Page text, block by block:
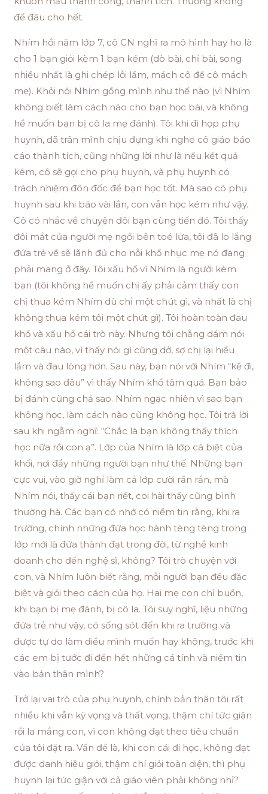
để đâu cho hết.
Nhím hồi năm lớp 7, cô CN nghĩ ra mô hình hay ho là
cho 1 bạn giỏi kèm 1 bạn kém (dò bài, chỉ bài, song
nhiều nhất là ghi chép lỗi lầm, mách cô để cô mách
mẹ). Khỏi nói Nhím gồng mình như thế nào (vì Nhím
không biết làm cách nào cho bạn học bài, và không
hề muốn bạn bị cô la mẹ đánh). Tôi khi đi họp phụ
huynh, đã trân mình chịu đựng khi nghe cô giáo báo
cáo thành tích, cũng những lời như là nếu kết quả
kém, cô sẽ gọi cho phụ huynh, và phụ huynh có
trách nhiệm đôn đốc để bạn học tốt. Mà sao có phụ
huynh sau khi báo vài lần, con vẫn học kém như vậy.
Cô có nhắc về chuyện đôi bạn cùng tiến đó. Tôi thấy
đôi mắt của người mẹ ngồi bên toé lửa, tôi đã lo lắng
đứa trẻ về sẽ lãnh đủ cho nỗi khổ nhục mẹ nó đang
phải mang ở đây. Tôi xấu hổ vì Nhím là người kèm
bạn (tôi không hề muốn chị ấy phải cảm thấy con
chị thua kém Nhím dù chỉ một chút gì, và nhất là chị
không thua kém tôi một chút gì). Tôi hoàn toàn đau
khổ và xấu hổ cái trò này. Nhưng tôi chẳng dám nói
một câu nào, vì thấy nói gì cũng dở, sợ chị lại hiểu
lầm và đau lòng hơn. Sau này, bạn nói với Nhím “kệ đi,
không sao đâu” vì thấy Nhím khổ tâm quá. Bạn bảo
bị đánh cũng chả sao. Nhím ngạc nhiên vì sao bạn
không học, làm cách nào cũng không học. Tôi trả lời
sau khi ngẫm nghĩ: “Chắc là bạn không thấy thích
học nữa rồi con ạ”. Lớp của Nhím là lớp cá biệt của
khối, nơi đầy những người bạn như thế. Những bạn
cực vui, vào giờ nghỉ làm cả lớp cười rần rần, mà
Nhím nói, thấy cái bạn riết, coi hài thấy cũng bình
thường hà. Các bạn có nhớ có niềm tin rằng, khi ra
trường, chính những đứa học hành tèng tèng trong
lớp mới là đứa thành đạt trong đời, từ nghề kinh
doanh cho đến nghệ sĩ, không? Tôi trò chuyện với
con, và Nhím luôn biết rằng, mỗi người bạn đều đặc
biệt và giỏi theo cách của họ. Hai mẹ con chỉ buồn,
khi bạn bị mẹ đánh, bị cô la. Tôi suy nghĩ, liệu những
đứa trẻ như vậy, có sống sót đến khi ra trường và
được tự do làm điều mình muốn hay không, trước khi
các em bị tước đi đến hết những cá tính và niềm tin
vào bản thân mình?
Trở lại vai trò của phụ huynh, chính bản thân tôi rất
nhiều khi vẫn kỳ vọng và thất vọng, thậm chí tức giận
rồi la mắng con, vì con không đạt theo tiêu chuẩn
của tôi đặt ra. Vấn đề là, khi con cái đi học, không đạt
được danh hiệu giỏi, thậm chí giỏi toàn diện, thì phụ
huynh lại tức giận với cả giáo viên phải không nhỉ?